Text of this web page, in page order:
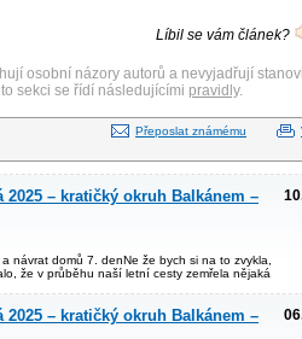
Líbil se vám článek?
osobní názory autorů a nevyjadřují
sekci se řídí následujícími pravidly.
Přeposlat známému
2025 – kratičký okruh Balkánem –
návrat domů 7. denNe že bych si na to zvykla,
že v průběhu naší letní cesty zemřela nějaká
2025 – kratičký okruh Balkánem –